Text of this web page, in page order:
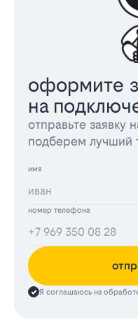
оформите
на
отправьте заявку
подберем лучший
имя
номер телефона
Я соглашаюсь на